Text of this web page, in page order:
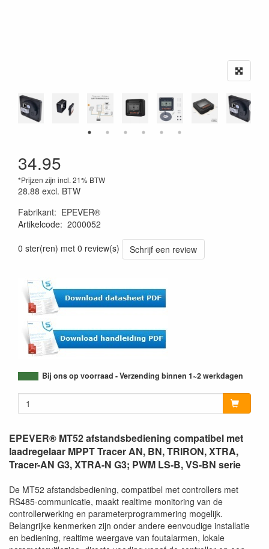
34.95
*Prijzen zijn incl. 21% BTW
28.88 excl. BTW
Fabrikant: EPEVER®
Artikelcode: 2000052
0 ster(ren) met 0 review(s)
Schrijf een review
Bij ons op voorraad - Verzending binnen 1~2 werkdagen
EPEVER® MT52 afstandsbediening compatibel met
laadregelaar MPPT Tracer AN, BN, TRIRON, XTRA,
Tracer-AN G3, XTRA-N G3; PWM LS-B, VS-BN serie
De MT52 afstandsbediening, compatibel met controllers met
RS485-communicatie, maakt realtime monitoring van de
controllerwerking en parameterprogrammering mogelijk.
Belangrijke kenmerken zijn onder andere eenvoudige installatie
en bediening, realtime weergave van foutalarmen, lokale